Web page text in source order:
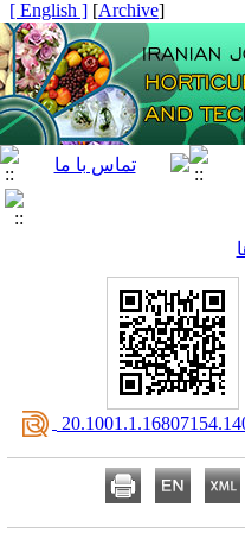
[
Archive
]
[ English ]